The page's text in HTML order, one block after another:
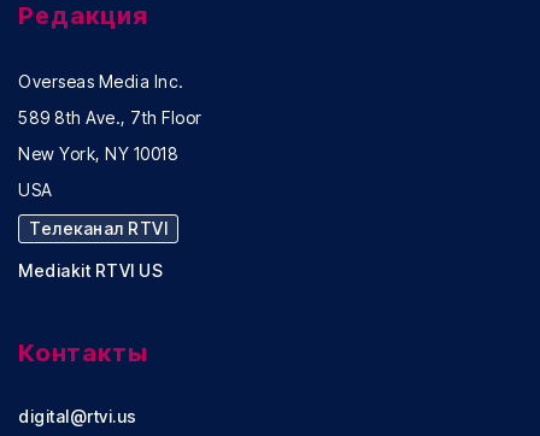
Редакция
Overseas Media Inc.
589 8th Ave., 7th Floor
New York, NY 10018
USA
Телеканал RTVI
Mediakit RTVI US
Контакты
digital@rtvi.us